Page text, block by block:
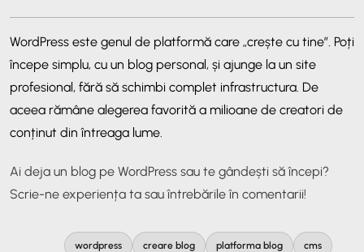
WordPress este genul de platformă care „crește cu tine”. Poți
începe simplu, cu un blog personal, și ajunge la un site
profesional, fără să schimbi complet infrastructura. De
aceea rămâne alegerea favorită a milioane de creatori de
conținut din întreaga lume.
Ai deja un blog pe WordPress sau te gândești să începi?
Scrie-ne experiența ta sau întrebările în comentarii!
wordpress creare blog platforma blog cms